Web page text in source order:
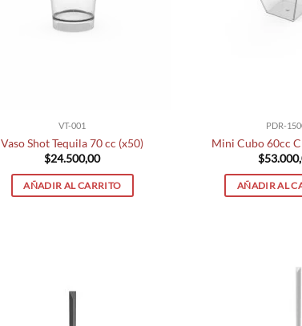
VT-001
Vaso Shot Tequila 70 cc (x50)
$24.500,00
AÑADIR AL CARRITO
PDR-
Mini Cubo 60cc
$
AÑADIR AL